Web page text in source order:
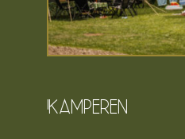
Kamperen